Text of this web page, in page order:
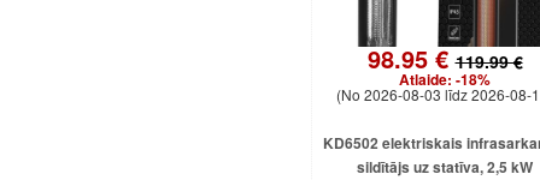
98.95 €119.99 €
Atlaide: -18%
(No 2026-08-03 līdz 2026-08-
KD6502 elektriskais
sildītājs uz statīva, 2,5 kW